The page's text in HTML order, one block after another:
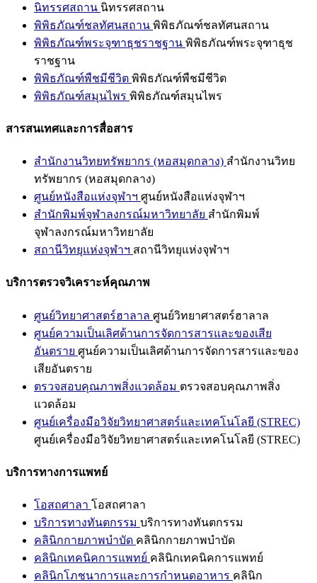
นิทรรศสถาน นิทรรศสถาน
พิพิธภัณฑ์ชลทัศนสถาน พิพิธภัณฑ์ชลทัศนสถาน
พิพิธภัณฑ์พระจุฑาธุชราชฐาน พิพิธภัณฑ์พระจุฑาธุช
ราชฐาน
พิพิธภัณฑ์พืชมีชีวิต พิพิธภัณฑ์พืชมีชีวิต
พิพิธภัณฑ์สมุนไพร พิพิธภัณฑ์สมุนไพร
สารสนเทศและการสื่อสาร
สำนักงานวิทยทรัพยากร (หอสมุดกลาง) สำนักงานวิทย
ทรัพยากร (หอสมุดกลาง)
ศูนย์หนังสือแห่งจุฬาฯ ศูนย์หนังสือแห่งจุฬาฯ
สำนักพิมพ์จุฬาลงกรณ์มหาวิทยาลัย สำนักพิมพ์
จุฬาลงกรณ์มหาวิทยาลัย
สถานีวิทยุแห่งจุฬาฯ สถานีวิทยุแห่งจุฬาฯ
บริการตรวจวิเคราะห์คุณภาพ
ศูนย์วิทยาศาสตร์ฮาลาล ศูนย์วิทยาศาสตร์ฮาลาล
ศูนย์ความเป็นเลิศด้านการจัดการสารและของเสีย
อันตราย ศูนย์ความเป็นเลิศด้านการจัดการสารและของ
เสียอันตราย
ตรวจสอบคุณภาพสิ่งแวดล้อม ตรวจสอบคุณภาพสิ่ง
แวดล้อม
ศูนย์เครื่องมือวิจัยวิทยาศาสตร์และเทคโนโลยี (STREC)
ศูนย์เครื่องมือวิจัยวิทยาศาสตร์และเทคโนโลยี (STREC)
บริการทางการแพทย์
โอสถศาลา โอสถศาลา
บริการทางทันตกรรม บริการทางทันตกรรม
คลินิกกายภาพบำบัด คลินิกกายภาพบำบัด
คลินิกเทคนิคการแพทย์ คลินิกเทคนิคการแพทย์
คลินิกโภชนาการและการกำหนดอาหาร คลินิก